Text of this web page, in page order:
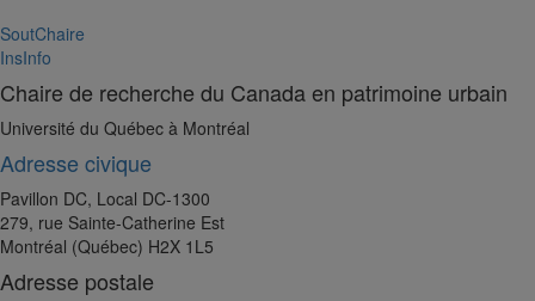
SoutChaire
InsInfo
Chaire de recherche du Canada en patrimoine urbain
Université du Québec à Montréal
Adresse civique
Pavillon DC, Local DC-1300
279, rue Sainte-Catherine Est
Montréal (Québec) H2X 1L5
Adresse postale